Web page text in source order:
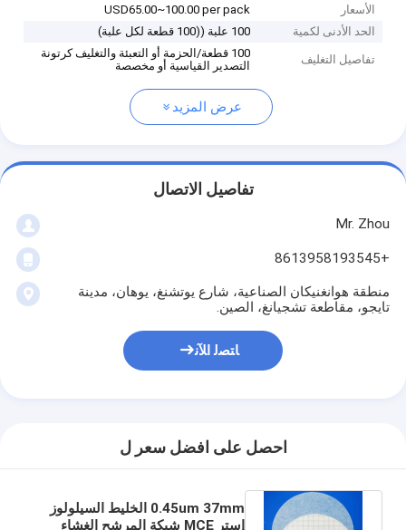
الأسعار
USD65.00~100.00 per pack
الحد الأدنى لكمية
100 علبة ((100 قطعة لكل علبة)
تفاصيل التغليف
100 قطعة/الحزمة أو التعبئة والتغليف كرتونة
التصدير القياسية أو مخصصة
عرض المزيد
تفاصيل الاتصال
Mr. Zhou
+8613958193545
منطقة هوانغنيكان الصناعية، شارع يوتشنغ، يوهان، مدينة
تايجو، مقاطعة تشجيانغ، الصين.
ﺎﺘﺼﻟ ﺍﻶﻧ
احصل على افضل سعر ل
0.45um 37mm الخليط السيلولوز
إستر MCE شبكة المرشح الغشاء